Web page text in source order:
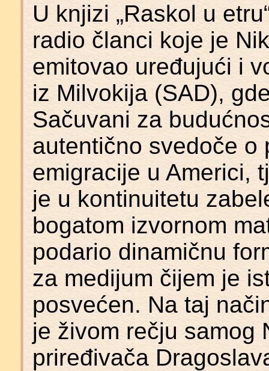
U knjizi „Raskol u
radio članci koje je
emitovao uređujući i
iz Milvokija (SAD),
Sačuvani za
autentično svedoče o
emigracije u Americi,
je u kontinuitetu
bogatom izvornom
podario dinamičnu
za medijum čijem je
posvećen. Na taj
je živom rečju samog
priređivača